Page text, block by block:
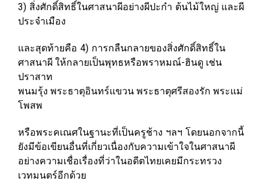
3) สิ่งศักดิ์สิทธิ์ในศาสนาผีอย่างผีปะกำ ต้นไม้ใหญ่ และผี
ประจำเมือง
และสุดท้ายคือ 4) การกลืนกลายของสิ่งศักดิ์สิทธิ์ใน
ศาสนาผี ให้กลายเป็นพุทธหรือพราหมณ์-ฮินดู เช่น
ปราสาท
พนมรุ้ง พระธาตุอินทร์แขวน พระธาตุศรีสองรัก พระแม่
โพสพ
หรือพระคเณศในฐานะที่เป็นครูช้าง ฯลฯ โดยนอกจากนี้
ยังมีข้อเขียนอื่นที่เกี่ยวเนื่องกับความเข้าใจในศาสนาผี
อย่างความเชื่อเรื่องที่ว่าในอดีตไทยเคยมีกระทรวง
เวทมนตร์อีกด้วย